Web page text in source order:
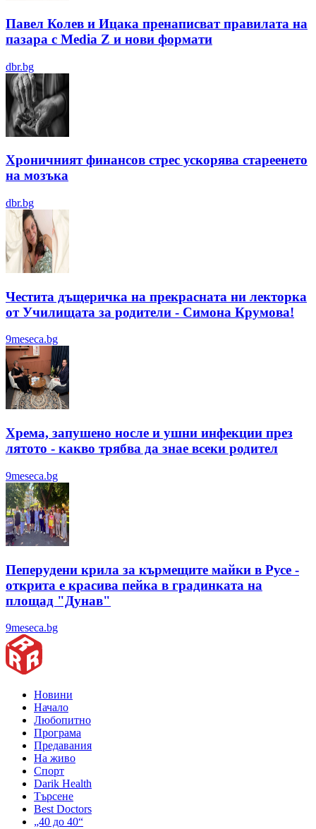
Павел Колев и Ицака пренаписват правилата на
пазара с Media Z и нови формати
dbr.bg
Хроничният финансов стрес ускорява стареенето
на мозъка
dbr.bg
Честита дъщеричка на прекрасната ни лекторка
от Училищата за родители - Симона Крумова!
9meseca.bg
Хрема, запушено носле и ушни инфекции през
лятотo - какво трябва да знае всеки родител
9meseca.bg
Пеперудени крила за кърмещите майки в Русе -
открита е красива пейка в градинката на
площад "Дунав"
9meseca.bg
Новини
Начало
Любопитно
Програма
Предавания
На живо
Спорт
Darik Health
Търсене
Best Doctors
„40 до 40“